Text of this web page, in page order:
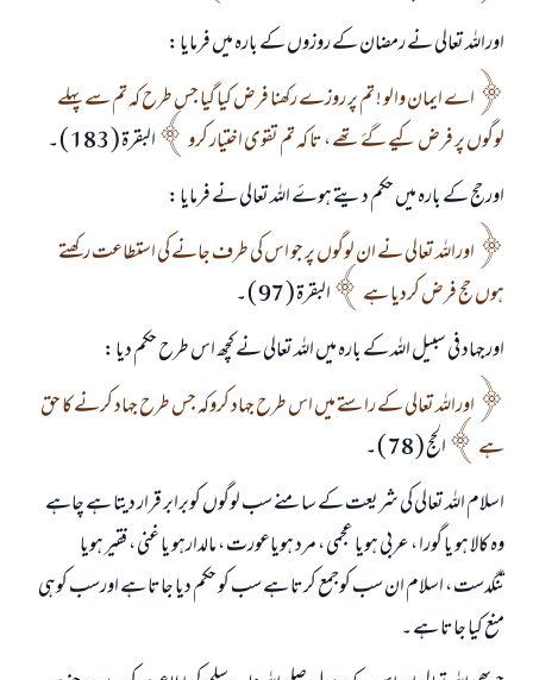
اوراللہ تعالی نے رمضان کے روزوں کے بارہ میں فرمایا :
اے ایمان والو ! تم پر روزے رکھنا فرض کیا گیا جس طرح کہ تم سے پہلے
لوگوں پر فرض کيے گۓ تھے ، تا کہ تم تقوی اختیار کرو
البقرۃ ( 183 ) ۔
اورحج کے بارہ میں حکم دیتے ہوۓ اللہ تعالی نے فرمایا :
اوراللہ تعالی نے ان لوگوں پر جو اس کی طرف جانے کی استطاعت رکھتے
ہوں حج فرض کردیا ہے
البقرۃ ( 97 ) ۔
اورجہاد فی سبیل اللہ کے بارہ میں اللہ تعالی نے کچھ اس طرح حکم دیا :
اوراللہ تعالی کے راستے میں اس طرح جہاد کروکہ جس طرح جہاد کرنے کا حق
ہے
الحج ( 78 ) ۔
اسلام اللہ تعالی کی شریعت کے سامنے سب لوگوں کوبرابر قرار دیتا ہے چاہے
وہ کالا ہو یا گورا ، عربی ہویا عجمی ، مرد ہویاعورت ، مالدارہو یا غنی ، فقیر ہویا
تنگدست ، اسلام ان سب کوجمع کرتا ہے سب کو حکم دیا جاتا ہے اورسب کوہی
منع کیا جاتا ہے ۔